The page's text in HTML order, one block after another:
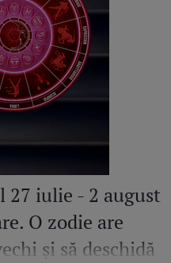
27 iulie - 2 august
O zodie are
și să deschidă